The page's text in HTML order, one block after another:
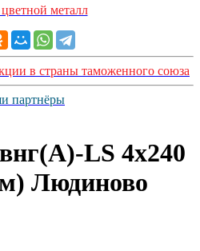
металл
в страны таможенного союза
партнёры
LS 4х240
Людиново